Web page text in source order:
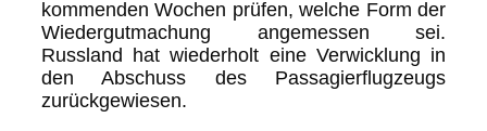
kommenden Wochen prüfen, welche Form der
Wiedergutmachung angemessen sei.
Russland hat wiederholt eine Verwicklung in
den Abschuss des Passagierflugzeugs
zurückgewiesen.